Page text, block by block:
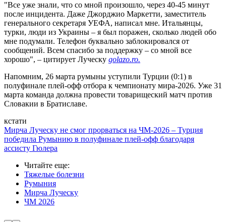
"Все уже знали, что со мной произошло, через 40-45 минут
после инцидента. Даже Джорджио Маркетти, заместитель
генерального секретаря УЕФА, написал мне. Итальянцы,
турки, люди из Украины – я был поражен, сколько людей обо
мне подумали. Телефон буквально заблокировался от
сообщений. Всем спасибо за поддержку – со мной все
хорошо", – цитирует Луческу golazo.ro.
Напомним, 26 марта румыны уступили Турции (0:1) в
полуфинале плей-офф отбора к чемпионату мира-2026. Уже 31
марта команда должна провести товарищеский матч против
Словакии в Братиславе.
кстати
Мирча Луческу не смог прорваться на ЧМ-2026 – Турция
победила Румынию в полуфинале плей-офф благодаря
ассисту Гюлера
Читайте еще:
Тяжелые болезни
Румыния
Мирча Луческу
ЧМ 2026